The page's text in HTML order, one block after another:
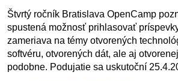
Štvrtý ročník Bratislava OpenCamp
spustená možnosť prihlasovať
zameriava na témy otvorených
softvéru, otvorených dát, ale aj
podobne. Podujatie sa uskutoční